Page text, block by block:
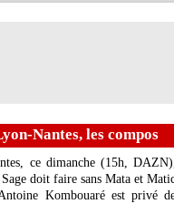
Nantes, les compos
ce dimanche (15h,
doit faire sans Mata et
Kombouaré est privé